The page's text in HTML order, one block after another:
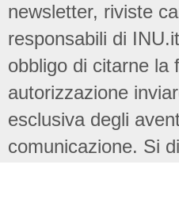
newsletter, riviste
responsabili di
obbligo di citarne la
autorizzazione
esclusiva degli
comunicazione. Si